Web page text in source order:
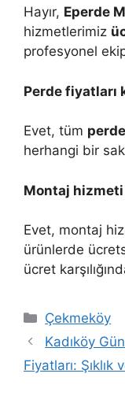
Hayır, Eperde
hizmetlerimiz
profesyonel
Perde fiyatları
Evet, tüm
herhangi bir
Montaj hizmeti
Evet, montaj
ürünlerde
ücret
Çekmeköy
Kadıköy
Fiyatları: